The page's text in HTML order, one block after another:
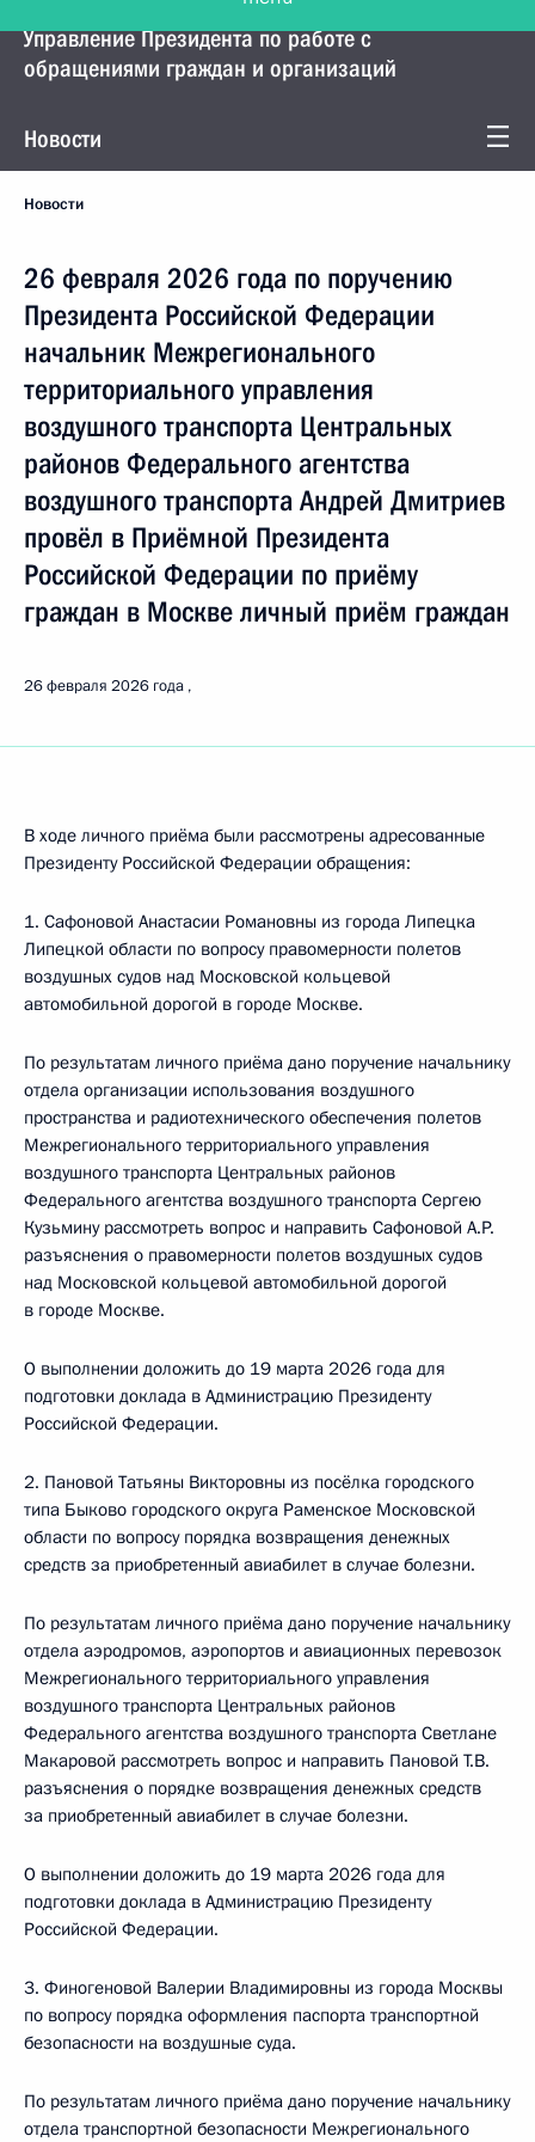
Управление Президента по работе с
обращениями граждан и организаций
Новости
Новости
26 февраля 2026 года по поручению
Президента Российской Федерации
начальник Межрегионального
территориального управления
воздушного транспорта Центральных
районов Федерального агентства
воздушного транспорта Андрей Дмитриев
провёл в Приёмной Президента
Российской Федерации по приёму
граждан в Москве личный приём граждан
26 февраля 2026 года
В ходе личного приёма были рассмотрены адресованные
Президенту Российской Федерации обращения:
1. Сафоновой Анастасии Романовны из города Липецка
Липецкой области по вопросу правомерности полетов
воздушных судов над Московской кольцевой
автомобильной дорогой в городе Москве.
По результатам личного приёма дано поручение начальнику
отдела организации использования воздушного
пространства и радиотехнического обеспечения полетов
Межрегионального территориального управления
воздушного транспорта Центральных районов
Федерального агентства воздушного транспорта Сергею
Кузьмину рассмотреть вопрос и направить Сафоновой А.Р.
разъяснения о правомерности полетов воздушных судов
над Московской кольцевой автомобильной дорогой
в городе Москве.
О выполнении доложить до 19 марта 2026 года для
подготовки доклада в Администрацию Президенту
Российской Федерации.
2. Пановой Татьяны Викторовны из посёлка городского
типа Быково городского округа Раменское Московской
области по вопросу порядка возвращения денежных
средств за приобретенный авиабилет в случае болезни.
По результатам личного приёма дано поручение начальнику
отдела аэродромов, аэропортов и авиационных перевозок
Межрегионального территориального управления
воздушного транспорта Центральных районов
Федерального агентства воздушного транспорта Светлане
Макаровой рассмотреть вопрос и направить Пановой Т.В.
разъяснения о порядке возвращения денежных средств
за приобретенный авиабилет в случае болезни.
О выполнении доложить до 19 марта 2026 года для
подготовки доклада в Администрацию Президенту
Российской Федерации.
3. Финогеновой Валерии Владимировны из города Москвы
по вопросу порядка оформления паспорта транспортной
безопасности на воздушные суда.
По результатам личного приёма дано поручение начальнику
отдела транспортной безопасности Межрегионального